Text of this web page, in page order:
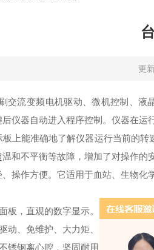
更
交流变频电机驱动、微机控制、液
仪器自动进入程序控制。仪器在运
能准确地了解仪器运行当前的转
和不平衡等故障，增加了对操作的
操作方便。它适用于血站、生物化
，直观的数字显示。
、免维护、大力矩、升降速度快、
钢离心腔，坚固耐用，易清洁。